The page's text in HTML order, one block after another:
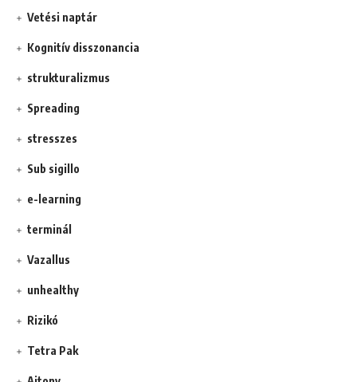
Vetési naptár
Kognitív disszonancia
strukturalizmus
Spreading
stresszes
Sub sigillo
e-learning
terminál
Vazallus
unhealthy
Rizikó
Tetra Pak